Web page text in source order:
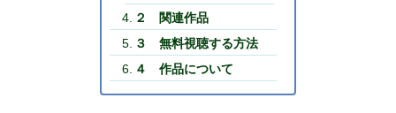
２ 関連作品
３ 無料視聴する方法
４ 作品について